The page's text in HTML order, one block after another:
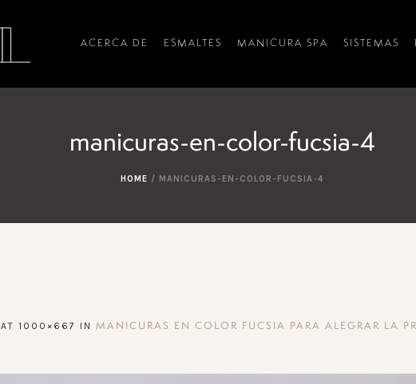
ACERCA DE ESMALTES MANICURA SPA SISTEMAS
manicuras-en-color-fucsia-4
HOME / MANICURAS-EN-COLOR-FUCSIA-4
AT 1000×667 IN MANICURAS EN COLOR FUCSIA PARA ALEGRAR LA